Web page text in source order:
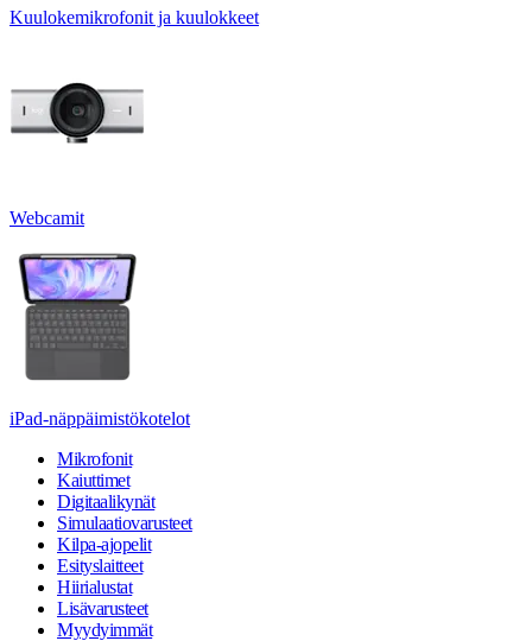
Kuulokemikrofonit ja kuulokkeet
Webcamit
iPad-näppäimistökotelot
Mikrofonit
Kaiuttimet
Digitaalikynät
Simulaatiovarusteet
Kilpa-ajopelit
Esityslaitteet
Hiirialustat
Lisävarusteet
Myydyimmät